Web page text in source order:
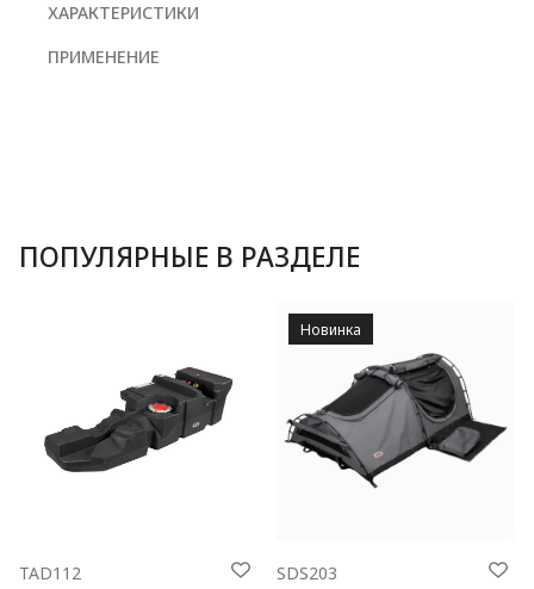
ХАРАКТЕРИСТИКИ
ПРИМЕНЕНИЕ
ПОПУЛЯРНЫЕ В РАЗДЕЛЕ
TAD112 SDS203
Новинка